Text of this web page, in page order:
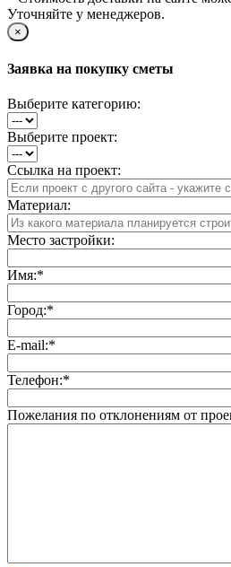
Уточняйте у менеджеров.
×
Заявка на покупку сметы
Выберите категорию:
Выберите проект:
Ссылка на проект:
Материал:
Место застройки:
Имя:*
Город:*
E-mail:*
Телефон:*
Пожелания по отклонениям от